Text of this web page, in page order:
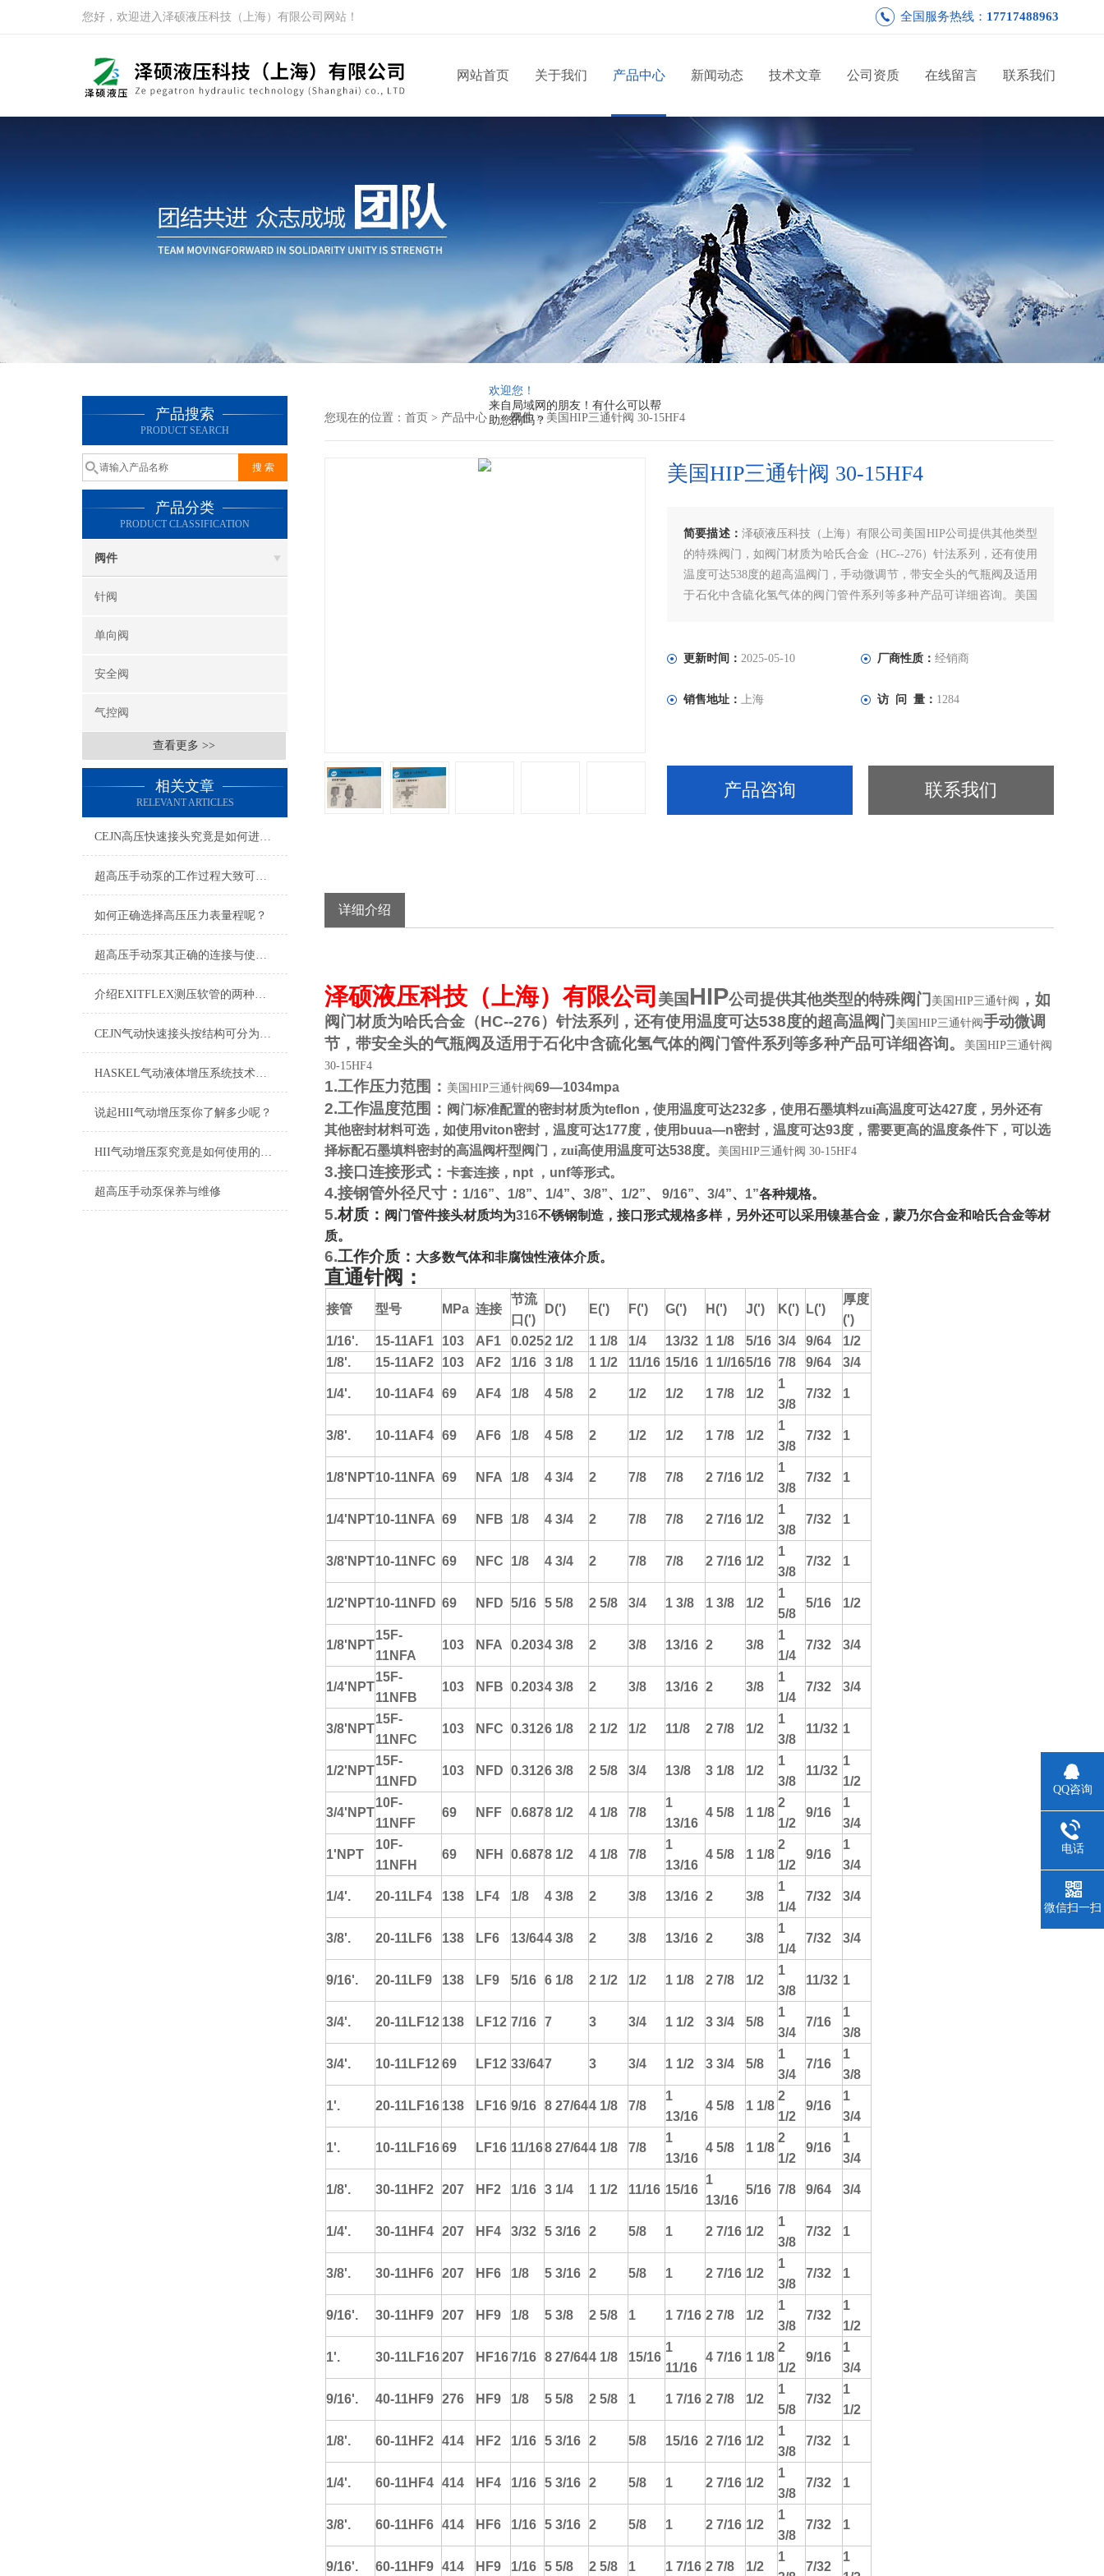
欢迎您！
来自局域网的朋友！有什么可以帮
助您的吗？
您好，欢迎进入泽硕液压科技（上海）有限公司网站！ 全国服务热线： 17717488963
网站首页 关于我们 产品中心 新闻动态 技术文章 公司资质 在线留言 联系我们
产品搜索
PRODUCT SEARCH
产品分类
PRODUCT CLASSIFICATION
阀件
针阀
单向阀
安全阀
气控阀
查看更多 >>
相关文章
RELEVANT ARTICLES
CEJN高压快速接头究竟是如何进行安装的呢？
超高压手动泵的工作过程大致可以分为哪四个点呢？
如何正确选择高压压力表量程呢？
超高压手动泵其正确的连接与使用步骤如下
介绍EXITFLEX测压软管的两种接头形式
CEJN气动快速接头按结构可分为哪几种类型呢？
HASKEL气动液体增压系统技术要求
说起HII气动增压泵你了解多少呢？
HII气动增压泵究竟是如何使用的呢？
超高压手动泵保养与维修
您现在的位置： 首页 > 产品中心 > >阀件> 美国HIP三通针阀 30-15HF4
美国HIP三通针阀 30-15HF4
简要描述： 泽硕液压科技（上海）有限公司美国HIP公司提供其他类型
的特殊阀门，如阀门材质为哈氏合金（HC--276）针法系列，还有使用
温度可达538度的超高温阀门，手动微调节，带安全头的气瓶阀及适用
于石化中含硫化氢气体的阀门管件系列等多种产品可详细咨询。美国
更新时间：2025-05-10 厂商性质： 经销商
销售地址：上海 访 问 量： 1284
产品咨询 联系我们
详细介绍
泽硕液压科技（上海）有限公司 美国 HIP公司提供其他类型的特殊阀门 美国HIP三通针阀
，如
阀门材质为哈氏合金（HC--276）针法系列，还有使用温度可达538度的超高温阀门 美国HIP三通针阀手动微调
节，带安全头的气瓶阀及适用于石化中含硫化氢气体的阀门管件系列等多种产品可详细咨询。
美国HIP三通针阀
30-15HF4
1.工作压力范围： 美国HIP三通针阀69—1034mpa
2.工作温度范围： 阀门标准配置的密封材质为teflon ，使用温度可达232多，使用石墨填料zui高温度可达427度，另外还有
其他密封材料可选，如使用viton密封，温度可达177度，使用 buua—n密封，温度可达93度，需要更高的温度条件下，可以选
择标配石墨填料密封的高温阀杆型阀门，zui高使用温度可达538度。 美国HIP三通针阀 30-15HF4
3.接口连接形式： 卡套连接， npt ， unf等形式。
4.接钢管外径尺寸： 1/16”、 1/8”、 1/4”、 3/8”、 1/2”、 9/16”、 3/4”、 1”各种规格。
5.材质： 阀门管件接头材质均为316不锈钢制造，接口形式规格多样，另外还可以采用镍基合金，蒙乃尔合金和哈氏合金等材
质。
6.工作介质： 大多数气体和非腐蚀性液体介质。
直通针阀：
接管 型号 MPa 连接
节流
口(')
D(') E(') F(') G(') H(') J(') K(') L(')
厚度
(')
1/16'.
15-11AF1 103 AF1 0.0252 1/2 1 1/8 1/4 13/32 1 1/8 5/16 3/4 9/64
1/2
1/8'.
15-11AF2 103 AF2 1/16 3 1/8 1 1/2 11/16 15/16 1 1//165/16 7/8 9/64 3/4
1/4'. 10-11AF4 69 AF4 1/8 4 5/8 2 1/2 1/2 1 7/8 1/2
1
3/8
7/32 1
3/8'. 10-11AF4 69 AF6 1/8 4 5/8 2 1/2 1/2 1 7/8 1/2
1
3/8
7/32 1
1/8'NPT10-11NFA 69 NFA 1/8 4 3/4 2 7/8 7/8 2 7/16 1/2
1
3/8
7/32 1
1/4'NPT10-11NFA 69 NFB 1/8 4 3/4 2 7/8 7/8 2 7/16 1/2
1
3/8
7/32 1
3/8'NPT10-11NFC 69 NFC 1/8 4 3/4 2 7/8 7/8 2 7/16 1/2
1
3/8
7/32 1
1/2'NPT10-11NFD 69 NFD 5/16 5 5/8 2 5/8 3/4 1 3/8 1 3/8 1/2
1
5/8
5/16 1/2
1/8'NPT
15F-
11NFA
103 NFA 0.2034 3/8 2 3/8 13/16 2 3/8
1
1/4
7/32 3/4
1/4'NPT
15F-
11NFB
103 NFB 0.2034 3/8 2 3/8 13/16 2 3/8
1
1/4
7/32 3/4
3/8'NPT
15F-
11NFC
103 NFC 0.3126 1/8 2 1/2 1/2 11/8 2 7/8 1/2
1
3/8
11/32 1
1/2'NPT
15F-
11NFD
103 NFD 0.3126 3/8 2 5/8 3/4 13/8 3 1/8 1/2
1
3/8
11/32
1
1/2
3/4'NPT
10F-
11NFF
69 NFF 0.6878 1/2 4 1/8 7/8
1
13/16
4 5/8 1 1/8
2
1/2
9/16
1
3/4
1'NPT
10F-
11NFH
69 NFH 0.6878 1/2 4 1/8 7/8
1
13/16
4 5/8 1 1/8
2
1/2
9/16
1
3/4
1/4'. 20-11LF4 138 LF4 1/8 4 3/8 2 3/8 13/16 2 3/8
1
1/4
7/32 3/4
3/8'. 20-11LF6 138 LF6 13/644 3/8 2 3/8 13/16 2 3/8
1
1/4
7/32 3/4
9/16'. 20-11LF9 138 LF9 5/16 6 1/8 2 1/2 1/2 1 1/8 2 7/8 1/2
1
3/8
11/32 1
3/4'. 20-11LF12 138 LF12 7/16 7 3 3/4 1 1/2 3 3/4 5/8
1
3/4
7/16
1
3/8
3/4'. 10-11LF1269 LF12 33/647 3 3/4 1 1/2 3 3/4 5/8
1
3/4
7/16
1
3/8
1'. 20-11LF16 138 LF16 9/16 8 27/644 1/8 7/8
1
13/16
4 5/8 1 1/8
2
1/2
9/16
1
3/4
1'. 10-11LF1669 LF16 11/168 27/644 1/8 7/8
1
13/16
4 5/8 1 1/8
2
1/2
9/16
1
3/4
1/8'. 30-11HF2 207 HF2 1/16 3 1/4 1 1/2 11/16 15/16
1
13/16
5/16 7/8 9/64 3/4
1/4'. 30-11HF4 207 HF4 3/32 5 3/16 2 5/8 1 2 7/16 1/2
1
3/8
7/32 1
3/8'. 30-11HF6 207 HF6 1/8 5 3/16 2 5/8 1 2 7/16 1/2
1
3/8
7/32 1
9/16'. 30-11HF9 207 HF9 1/8 5 3/8 2 5/8 1 1 7/16 2 7/8 1/2
1
3/8
7/32
1
1/2
1'. 30-11LF16207 HF167/16 8 27/644 1/8 15/16
1
11/16
4 7/16 1 1/8
2
1/2
9/16
1
3/4
9/16'. 40-11HF9 276 HF9 1/8 5 5/8 2 5/8 1 1 7/16 2 7/8 1/2
1
5/8
7/32
1
1/2
1/8'. 60-11HF2 414 HF2 1/16 5 3/16 2 5/8 15/16 2 7/16 1/2
1
3/8
7/32 1
1/4'. 60-11HF4 414 HF4 1/16 5 3/16 2 5/8 1 2 7/16 1/2
1
3/8
7/32 1
3/8'. 60-11HF6 414 HF6 1/16 5 3/16 2 5/8 1 2 7/16 1/2
1
3/8
7/32 1
9/16'. 60-11HF9 414 HF9 1/16 5 5/8 2 5/8 1 1 7/16 2 7/8 1/2
1
7/32
1
QQ咨询
电话
微信扫一扫